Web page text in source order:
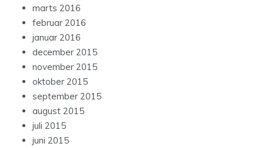
marts 2016
februar 2016
januar 2016
december 2015
november 2015
oktober 2015
september 2015
august 2015
juli 2015
juni 2015